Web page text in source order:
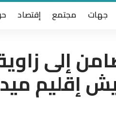
جهات مجتمع إقتصاد
إلى
إقليم